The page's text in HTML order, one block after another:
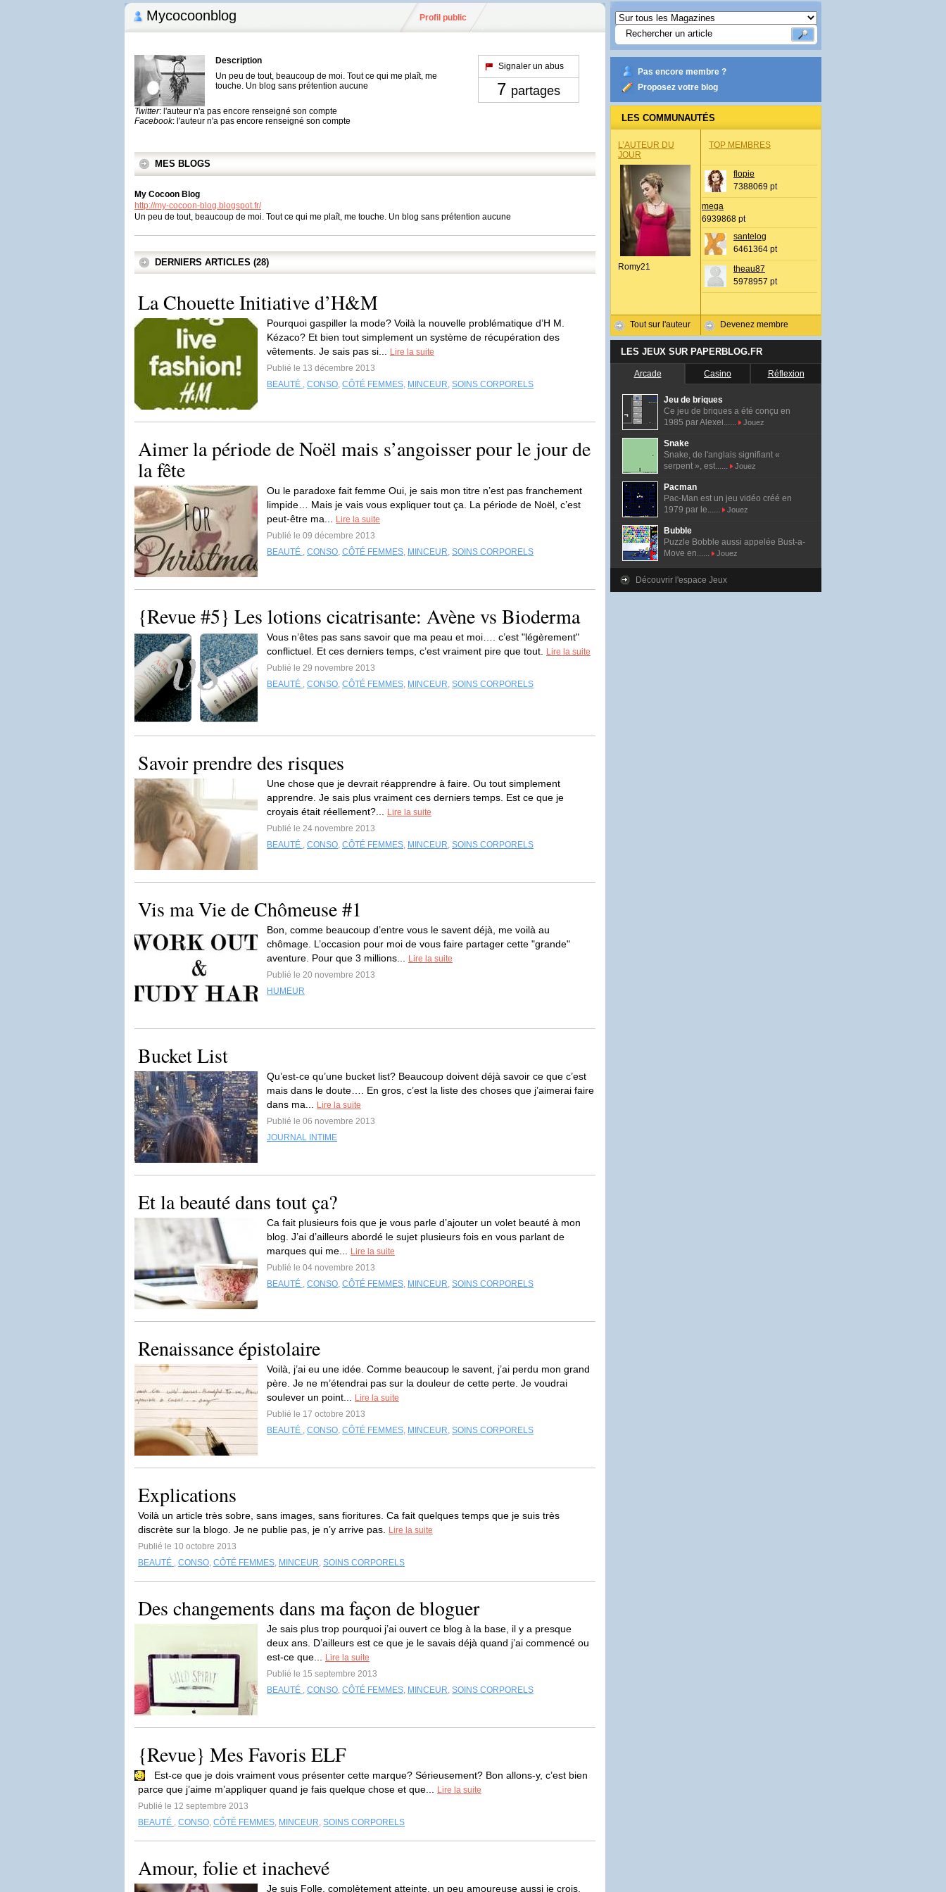
Mycocoonblog Profil public
Description
Un peu de tout, beaucoup de moi. Tout ce qui me plaît, me
touche. Un blog sans prétention aucune
Twitter: l'auteur n'a pas encore renseigné son compte
Facebook: l'auteur n'a pas encore renseigné son compte
Signaler un abus
7 partages
MES BLOGS
My Cocoon Blog
http://my-cocoon-blog.blogspot.fr/
Un peu de tout, beaucoup de moi. Tout ce qui me plaît, me touche. Un blog sans prétention aucune
DERNIERS ARTICLES (28)
La Chouette Initiative d’H&M
Pourquoi gaspiller la mode? Voilà la nouvelle problématique d’H M.
Kézaco? Et bien tout simplement un système de récupération des
vêtements. Je sais pas si...
Lire la suite
Publié le 13 décembre 2013
BEAUTÉ , CONSO, CÔTÉ FEMMES, MINCEUR, SOINS CORPORELS
Aimer la période de Noël mais s’angoisser pour le jour de
la fête
Ou le paradoxe fait femme Oui, je sais mon titre n’est pas franchement
limpide… Mais je vais vous expliquer tout ça. La période de Noël, c’est
peut-être ma...
Lire la suite
Publié le 09 décembre 2013
BEAUTÉ , CONSO, CÔTÉ FEMMES, MINCEUR, SOINS CORPORELS
{Revue #5} Les lotions cicatrisante: Avène vs Bioderma
Vous n’êtes pas sans savoir que ma peau et moi…. c’est "légèrement"
conflictuel. Et ces derniers temps, c’est vraiment pire que tout.
Lire la suite
Publié le 29 novembre 2013
BEAUTÉ , CONSO, CÔTÉ FEMMES, MINCEUR, SOINS CORPORELS
Savoir prendre des risques
Une chose que je devrait réapprendre à faire. Ou tout simplement
apprendre. Je sais plus vraiment ces derniers temps. Est ce que je
croyais était réellement?...
Lire la suite
Publié le 24 novembre 2013
BEAUTÉ , CONSO, CÔTÉ FEMMES, MINCEUR, SOINS CORPORELS
Vis ma Vie de Chômeuse #1
Bon, comme beaucoup d’entre vous le savent déjà, me voilà au
chômage. L’occasion pour moi de vous faire partager cette "grande"
aventure. Pour que 3 millions...
Lire la suite
Publié le 20 novembre 2013
HUMEUR
Bucket List
Qu’est-ce qu’une bucket list? Beaucoup doivent déjà savoir ce que c’est
mais dans le doute…. En gros, c’est la liste des choses que j’aimerai faire
dans ma...
Lire la suite
Publié le 06 novembre 2013
JOURNAL INTIME
Et la beauté dans tout ça?
Ca fait plusieurs fois que je vous parle d’ajouter un volet beauté à mon
blog. J’ai d’ailleurs abordé le sujet plusieurs fois en vous parlant de
marques qui me...
Lire la suite
Publié le 04 novembre 2013
BEAUTÉ , CONSO, CÔTÉ FEMMES, MINCEUR, SOINS CORPORELS
Renaissance épistolaire
Voilà, j’ai eu une idée. Comme beaucoup le savent, j’ai perdu mon grand
père. Je ne m’étendrai pas sur la douleur de cette perte. Je voudrai
soulever un point...
Lire la suite
Publié le 17 octobre 2013
BEAUTÉ , CONSO, CÔTÉ FEMMES, MINCEUR, SOINS CORPORELS
Explications
Voilà un article très sobre, sans images, sans fioritures. Ca fait quelques temps que je suis très
discrète sur la blogo. Je ne publie pas, je n’y arrive pas.
Lire la suite
Publié le 10 octobre 2013
BEAUTÉ , CONSO, CÔTÉ FEMMES, MINCEUR, SOINS CORPORELS
Des changements dans ma façon de bloguer
Je sais plus trop pourquoi j’ai ouvert ce blog à la base, il y a presque
deux ans. D’ailleurs est ce que je le savais déjà quand j’ai commencé ou
est-ce que...
Lire la suite
Publié le 15 septembre 2013
BEAUTÉ , CONSO, CÔTÉ FEMMES, MINCEUR, SOINS CORPORELS
{Revue} Mes Favoris ELF
Est-ce que je dois vraiment vous présenter cette marque? Sérieusement? Bon allons-y, c’est bien
parce que j’aime m’appliquer quand je fais quelque chose et que...
Lire la suite
Publié le 12 septembre 2013
BEAUTÉ , CONSO, CÔTÉ FEMMES, MINCEUR, SOINS CORPORELS
Amour, folie et inachevé
Je suis Folle, complètement atteinte, un peu amoureuse aussi je crois,
Pas encore membre ?
Proposez votre blog
LES COMMUNAUTÉS
L’AUTEUR DU
JOUR
Romy21
Tout sur l'auteur
TOP MEMBRES
flopie
7388069 pt
mega
6939868 pt
santelog
6461364 pt
theau87
5978957 pt
Devenez membre
LES JEUX SUR PAPERBLOG.FR
Arcade Casino Réflexion
Jeu de briques
Ce jeu de briques a été conçu en
1985 par Alexei......
Jouez
Snake
Snake, de l'anglais signifiant «
serpent », est......
Jouez
Pacman
Pac-Man est un jeu vidéo créé en
1979 par le......
Jouez
Bubble
Puzzle Bobble aussi appelée Bust-a-
Move en......
Jouez
Découvrir l'espace Jeux